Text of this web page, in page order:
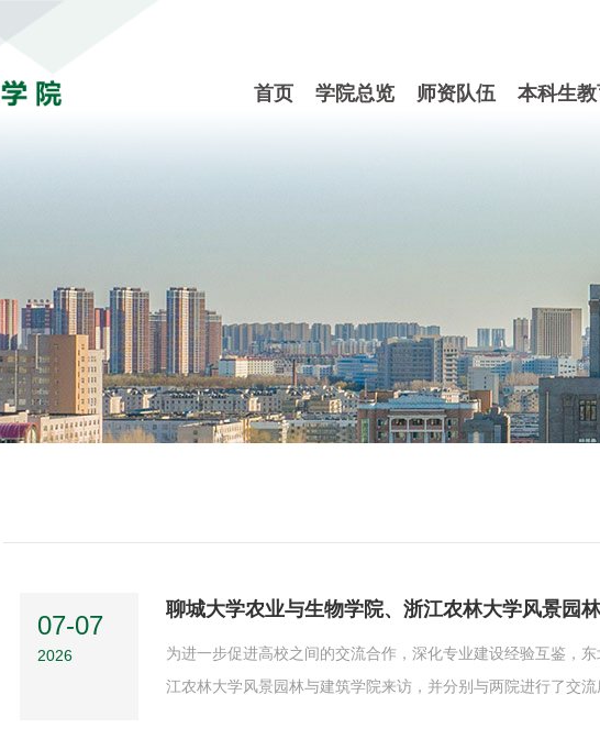
首页 学院总览 师资队伍 本科生
07-07
2026
聊城大学农业与生物学院、浙江农林大学风景园
为进一步促进高校之间的交流合作，深化专业建设经验互鉴，
江农林大学风景园林与建筑学院来访，并分别与两院进行了交